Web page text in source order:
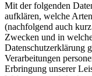
Mit der folgenden
aufklären, welche
(nachfolgend auch
Zwecken und in
Datenschutzerklärung
Verarbeitungen
Erbringung unserer